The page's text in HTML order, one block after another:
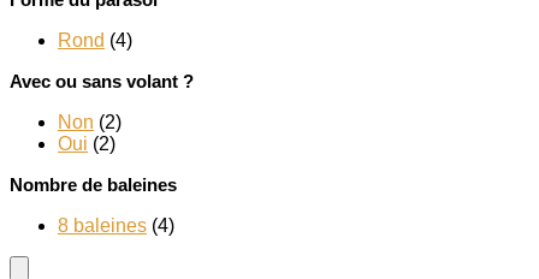
Rond (4)
Avec ou sans volant ?
Non (2)
Oui (2)
Nombre de baleines
8 baleines (4)